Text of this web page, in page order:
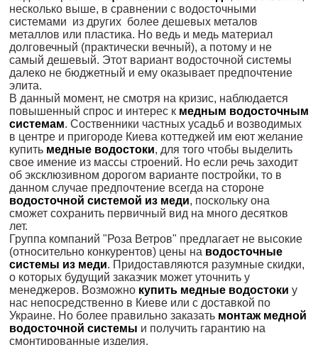
несколько выше, в сравнении с водосточными
системами из других более дешевых металов
металлов или пластика. Но ведь и медь материал
долговечный (практически вечный), а потому и не
самый дешевый. Этот вариант водосточной системы
далеко не бюджетный и ему оказывает предпочтение
элита.
В данный момент, не смотря на кризис, наблюдается
повышенный спрос и интерес к медным водосточным
системам. Соственники частных усадьб и возводимых
в центре и пригороде Киева коттеджей им еют желание
купить медные водостоки, для того чтобы выделить
свое имение из массы строений. Но если речь заходит
об эксклюзивном дорогом варианте постройки, то в
данном случае предпочтение всегда на стороне
водосточной системой из меди, поскольку она
сможет сохранить первичный вид на много десятков
лет.
Группа компаний "Роза Ветров" предлагает не высокие
(относительно конкурентов) цены на водосточные
системы из меди. Придоставляются разумные скидки,
о которых будущий заказчик может уточнить у
менеджеров. Возможно купить медные водостоки у
нас непосредственно в Киеве или с доставкой по
Украине. Но более правильно заказать монтаж медной
водосточной системы и получить гарантию на
смонтированные изделия.